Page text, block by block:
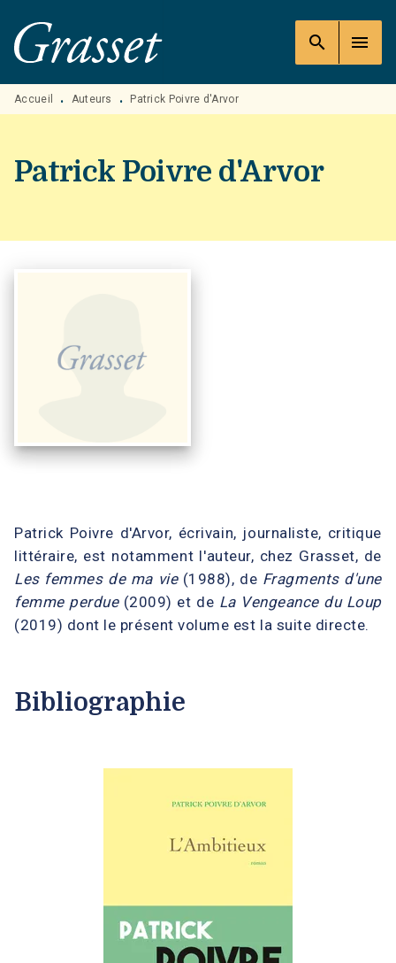
MENU RECHERCHE
PIED DE PAGE
search menu
Accueil • Auteurs • Patrick Poivre d'Arvor
Patrick Poivre d'Arvor
Patrick Poivre d'Arvor, écrivain, journaliste, critique
littéraire, est notamment l'auteur, chez Grasset, de
Les femmes de ma vie(1988), de Fragments d'une
femme perdue(2009) et de La Vengeance du Loup
(2019) dont le présent volume est la suite directe.
Bibliographie